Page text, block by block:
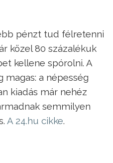
pénzt tud félretenni
közel 80 százalékuk
kellene spórolni. A
magas: a népesség
kiadás már nehéz
semmilyen
A 24.hu cikke.